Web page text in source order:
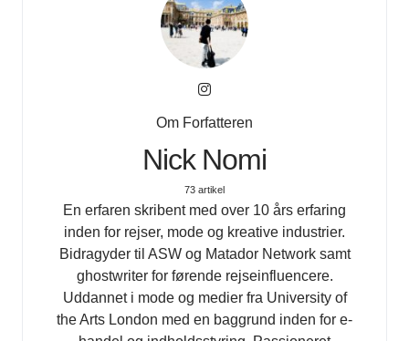
Om Forfatteren
Nick Nomi
73 artikel
En erfaren skribent med over 10 års erfaring
inden for rejser, mode og kreative industrier.
Bidragyder til ASW og Matador Network samt
ghostwriter for førende rejseinfluencere.
Uddannet i mode og medier fra University of
the Arts London med en baggrund inden for e-